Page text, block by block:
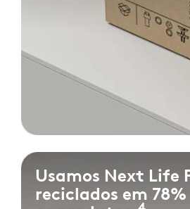
Usamos Next Life
reciclados em